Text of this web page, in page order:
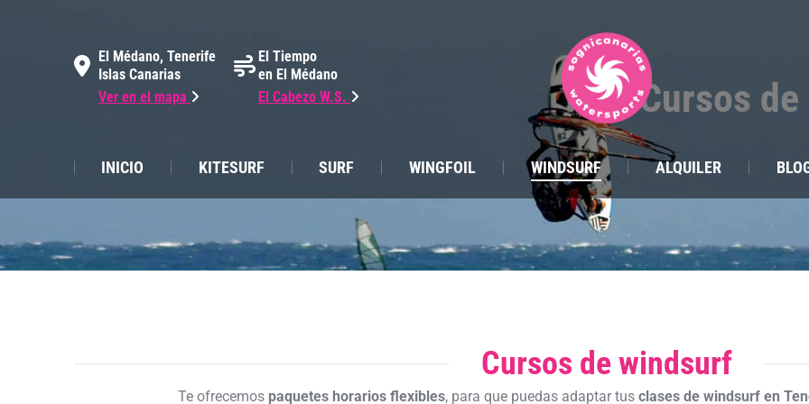
El Médano, Tenerife
Islas Canarias
Ver en el mapa
El Tiempo
en El Médano
El Cabezo W.S.
INICIO KITESURF SURF WINGFOIL WINDSURF ALQUILER
Cursos
Cursos de windsurf
Te ofrecemos paquetes horarios flexibles, para que puedas adaptar tus clases de windsurf en